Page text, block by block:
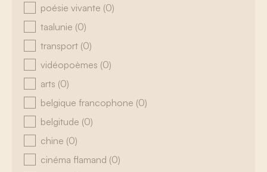
poésie vivante (0)
taalunie (0)
transport (0)
vidéopoèmes (0)
arts (0)
belgique francophone (0)
belgitude (0)
chine (0)
cinéma flamand (0)